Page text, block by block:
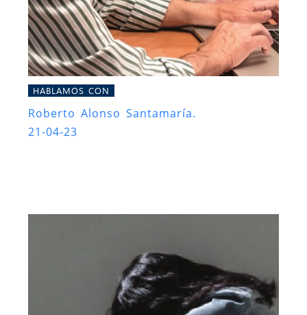
HABLAMOS CON
Roberto Alonso Santamaría.
21-04-23